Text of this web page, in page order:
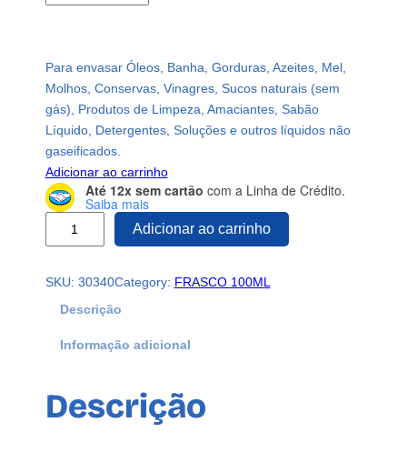
Para envasar Óleos, Banha, Gorduras, Azeites, Mel,
Molhos, Conservas, Vinagres, Sucos naturais (sem
gás), Produtos de Limpeza, Amaciantes, Sabão
Líquido, Detergentes, Soluções e outros líquidos não
gaseificados.
Adicionar ao carrinho
Até 12x sem cartão com a Linha de Crédito.
Saiba mais
R
Adicionar ao carrinho
SKU: 30340Category: FRASCO 100ML
Descrição
Informação adicional
Descrição